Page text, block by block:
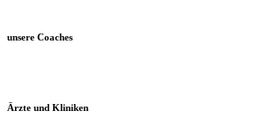
unsere Coaches
Ärzte und Kliniken